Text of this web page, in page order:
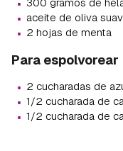
· aceite de oliva
· 2 hojas de menta
Para espolvorear
· 2 cucharadas de
· 1/2 cucharada de
· 1/2 cucharada de